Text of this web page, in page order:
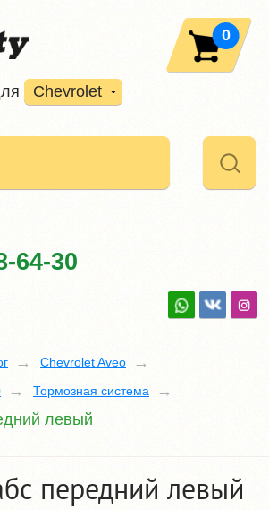
Chevrolet
0
64-30
Chevrolet Aveo
Тормозная система
левый
передний левый